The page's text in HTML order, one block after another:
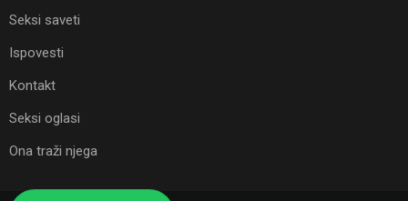
Seksi saveti
Ispovesti
Kontakt
Seksi oglasi
Ona traži njega